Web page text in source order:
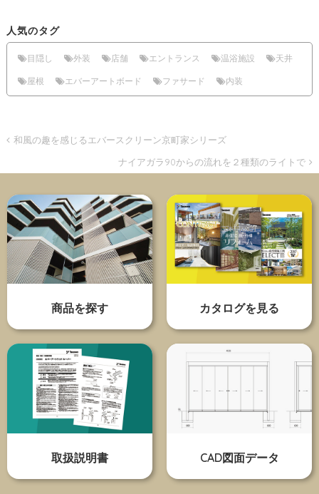
人気のタグ
目隠し 外装 店舗 エントランス 温浴施設 天井
屋根 エバーアートボード ファサード 内装
和風の趣を感じるエバースクリーン京町家シリーズ
ナイアガラ90からの流れを２種類のライトで
商品を探す カタログを見る
取扱説明書 CAD図面データ